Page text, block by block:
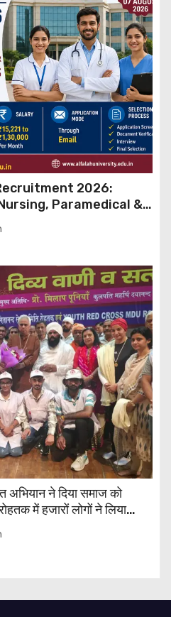
2026:
Paramedical &
Apply Through Email
अभियान ने दिया समाज को
में हजारों लोगों ने लिया